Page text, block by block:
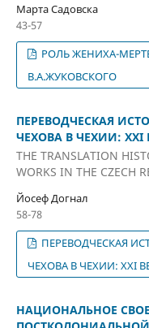
Марта Садовска
43-57
РОЛЬ ЖЕНИХА-
В.А.ЖУКОВСКОГО
ПЕРЕВОДЧЕСКАЯ
ЧЕХОВА В ЧЕХИИ: XXI
THE TRANSLATION
WORKS IN THE CZECH
Йосеф Догнал
58-78
ПЕРЕВОДЧЕСКАЯ
ЧЕХОВА В ЧЕХИИ: XXI
НАЦИОНАЛЬНОЕ